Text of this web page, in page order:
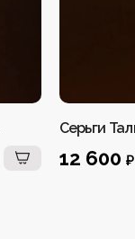
Серьги
12 600 ₽